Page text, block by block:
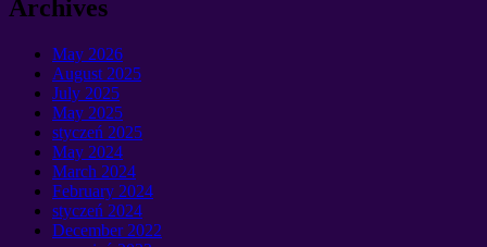
Archives
May 2026
August 2025
July 2025
May 2025
styczeń 2025
May 2024
March 2024
February 2024
styczeń 2024
December2022